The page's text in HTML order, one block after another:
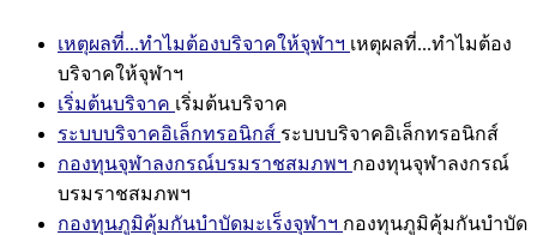
เหตุผลที่...ทำไมต้องบริจาคให้จุฬาฯ เหตุผลที่...ทำไมต้อง
บริจาคให้จุฬาฯ
เริ่มต้นบริจาค เริ่มต้นบริจาค
ระบบบริจาคอิเล็กทรอนิกส์ ระบบบริจาคอิเล็กทรอนิกส์
กองทุนจุฬาลงกรณ์บรมราชสมภพฯ กองทุนจุฬาลงกรณ์
บรมราชสมภพฯ
กองทุนภูมิคุ้มกันบำบัดมะเร็งจุฬาฯ กองทุนภูมิคุ้มกันบำบัด